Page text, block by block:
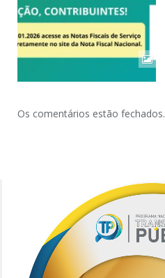
Os comentários estão fechados.